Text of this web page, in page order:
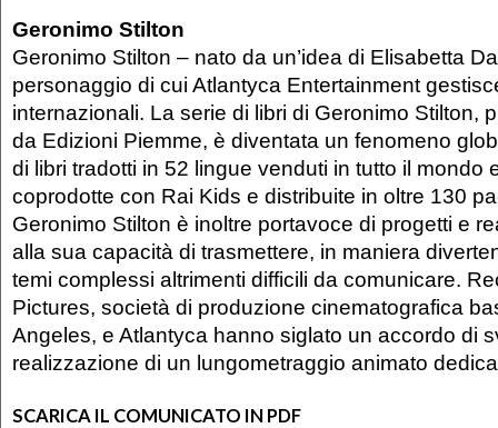
Geronimo Stilton
Geronimo Stilton – nato da un’idea di Elisabetta
personaggio di cui Atlantyca Entertainment
internazionali. La serie di libri di Geronimo Stilton,
da Edizioni Piemme, è diventata un fenomeno
di libri tradotti in 52 lingue venduti in tutto il mondo
coprodotte con Rai Kids e distribuite in oltre 130
Geronimo Stilton è inoltre portavoce di progetti e
alla sua capacità di trasmettere, in maniera
temi complessi altrimenti difficili da comunicare.
Pictures, società di produzione cinematografica
Angeles, e Atlantyca hanno siglato un accordo di
realizzazione di un lungometraggio animato
SCARICA IL COMUNICATO IN PDF